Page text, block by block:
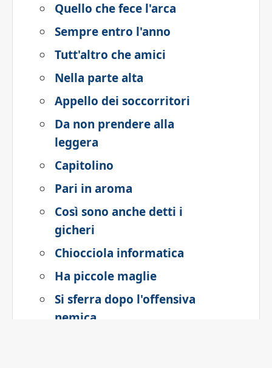
Quello che fece l'arca
Sempre entro l'anno
Tutt'altro che amici
Nella parte alta
Appello dei soccorritori
Da non prendere alla
leggera
Capitolino
Pari in aroma
Così sono anche detti i
gicheri
Chiocciola informatica
Ha piccole maglie
Si sferra dopo l'offensiva
nemica